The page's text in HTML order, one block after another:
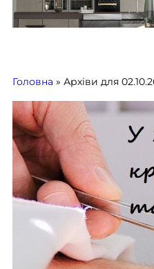
Головна » Архіви для